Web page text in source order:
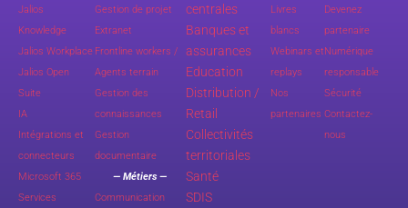
Jalios
Knowledge
Jalios Workplace
Jalios Open
Suite
IA
Intégrations et
connecteurs
Microsoft 365
Services
Gestion de projet
Extranet
Frontline workers /
Agents terrain
Gestion des
connaissances
Gestion
documentaire
— Métiers —
Communication
centrales
Banques et
assurances
Education
Distribution /
Retail
Collectivités
territoriales
Santé
SDIS
Livres
blancs
Webinars et
replays
Nos
partenaires
Devenez
partenaire
Numérique
responsable
Sécurité
Contactez-
nous